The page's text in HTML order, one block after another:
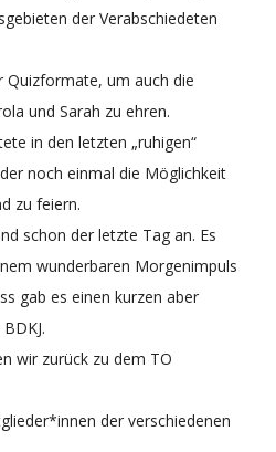
der Verabschiedeten
Quizformate, um auch die
und Sarah zu ehren.
in den letzten „ruhigen“
noch einmal die Möglichkeit
zu feiern.
schon der letzte Tag an. Es
wunderbaren Morgenimpuls
gab es einen kurzen aber
wir zurück zu dem TO
der verschiedenen